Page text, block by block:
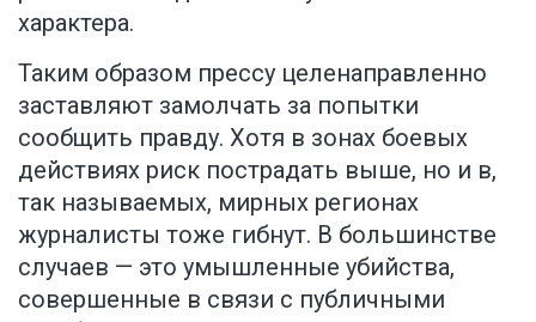
характера.
Таким образом прессу целенаправленно
заставляют замолчать за попытки
сообщить правду. Хотя в зонах боевых
действиях риск пострадать выше, но и в,
так называемых, мирных регионах
журналисты тоже гибнут. В большинстве
случаев — это умышленные убийства,
совершенные в связи с публичными